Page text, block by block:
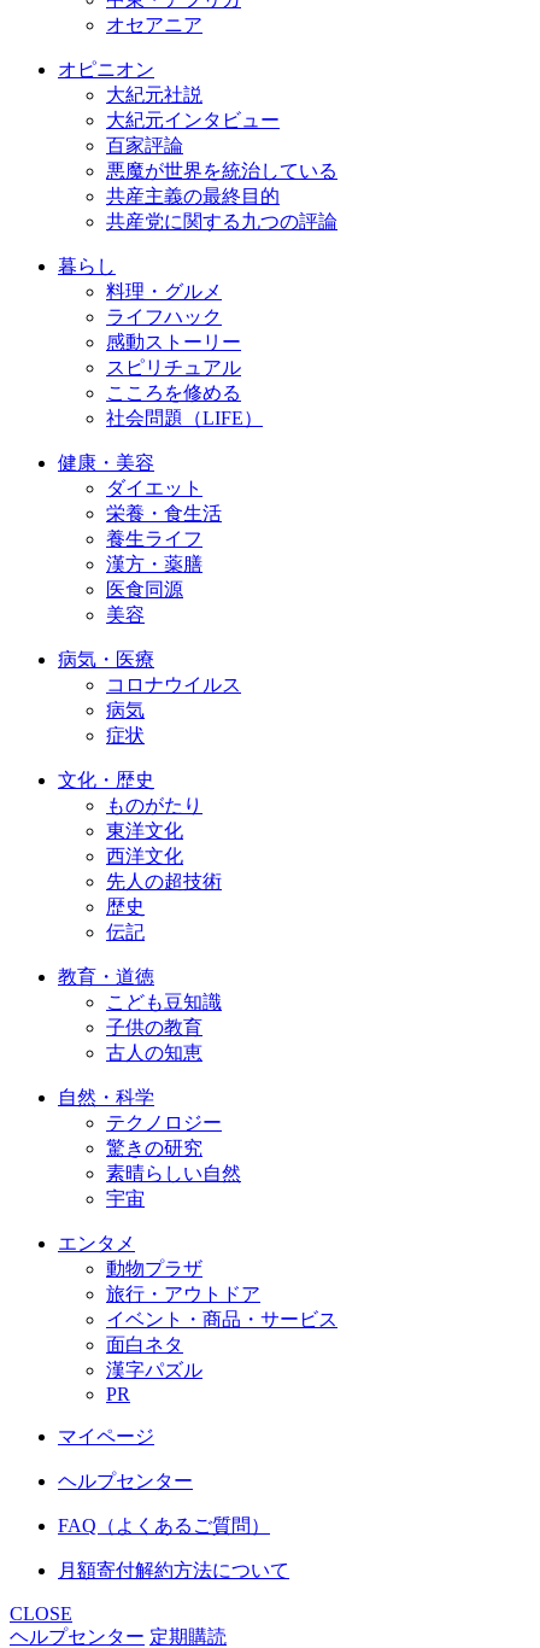
オセアニア
オピニオン
大紀元社説
大紀元インタビュー
百家評論
悪魔が世界を統治している
共産主義の最終目的
共産党に関する九つの評論
暮らし
料理・グルメ
ライフハック
感動ストーリー
スピリチュアル
こころを修める
社会問題（LIFE）
健康・美容
ダイエット
栄養・食生活
養生ライフ
漢方・薬膳
医食同源
美容
病気・医療
コロナウイルス
病気
症状
文化・歴史
ものがたり
東洋文化
西洋文化
先人の超技術
歴史
伝記
教育・道徳
こども豆知識
子供の教育
古人の知恵
自然・科学
テクノロジー
驚きの研究
素晴らしい自然
宇宙
エンタメ
動物プラザ
旅行・アウトドア
イベント・商品・サービス
面白ネタ
漢字パズル
PR
マイページ
ヘルプセンター
FAQ（よくあるご質問）
月額寄付解約方法について
CLOSE
ヘルプセンター 定期購読